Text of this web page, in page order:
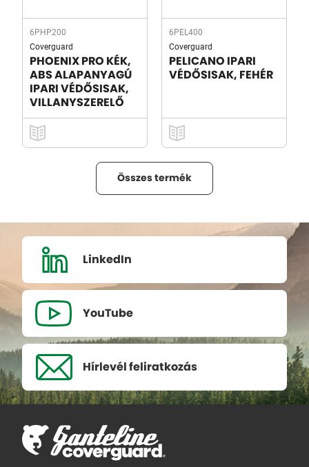
6PHP200
Coverguard
PHOENIX PRO KÉK,
ABS ALAPANYAGÚ
IPARI VÉDŐSISAK,
VILLANYSZERELŐ
6PEL400
Coverguard
PELICANO IPARI
VÉDŐSISAK, FEHÉR
Összes termék
LinkedIn
YouTube
Hírlevél feliratkozás